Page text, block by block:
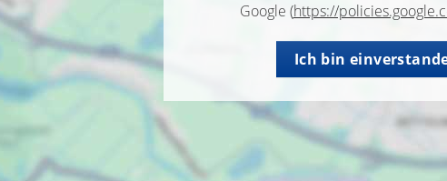
Google (https://
Ich bin